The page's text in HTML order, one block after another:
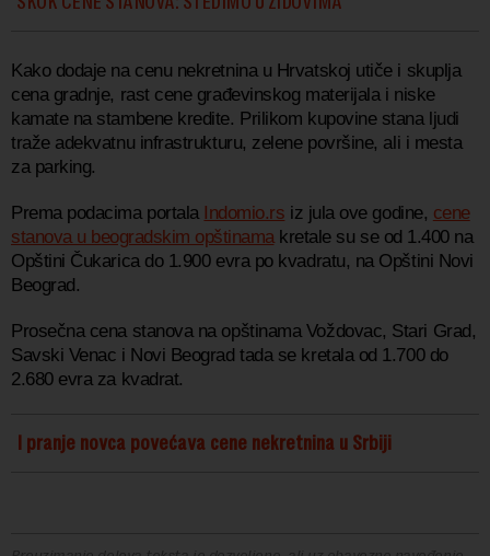
Kako dodaje na cenu nekretnina u Hrvatskoj utiče i skuplja
cena gradnje, rast cene građevinskog materijala i niske
kamate na stambene kredite. Prilikom kupovine stana ljudi
traže adekvatnu infrastrukturu, zelene površine, ali i mesta
za parking.
Prema podacima portala Indomio.rs iz jula ove godine, cene
stanova u beogradskim opštinamakretale su se od 1.400 na
Opštini Čukarica do 1.900 evra po kvadratu, na Opštini Novi
Beograd.
Prosečna cena stanova na opštinama Voždovac, Stari Grad,
Savski Venac i Novi Beograd tada se kretala od 1.700 do
2.680 evra za kvadrat.
I pranje novca povećava cene nekretnina u Srbiji